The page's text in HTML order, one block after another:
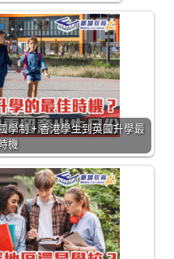
學制 + 香港學生到英國升學最
機